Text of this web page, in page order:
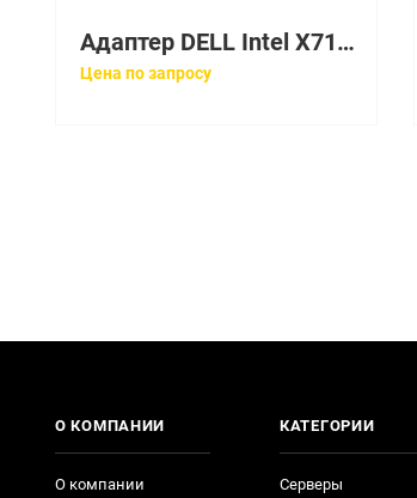
Адаптер DELL Intel X710 Dual Port 10Gb DAC SFP+ CNA LP [540-BBIX]
Цена по запросу
О КОМПАНИИ
О компании
КАТЕГОРИИ
Серверы